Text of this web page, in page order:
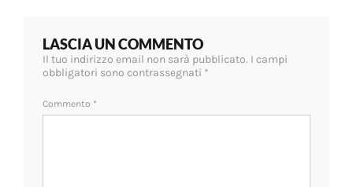
LASCIA UN COMMENTO
Il tuo indirizzo email non sarà pubblicato. I campi
obbligatori sono contrassegnati *
Commento *